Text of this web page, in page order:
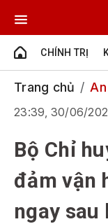
CHÍNH TRỊ
Trang chủ
23:39, 30/06/
Bộ Chỉ
đảm vận
ngay sau